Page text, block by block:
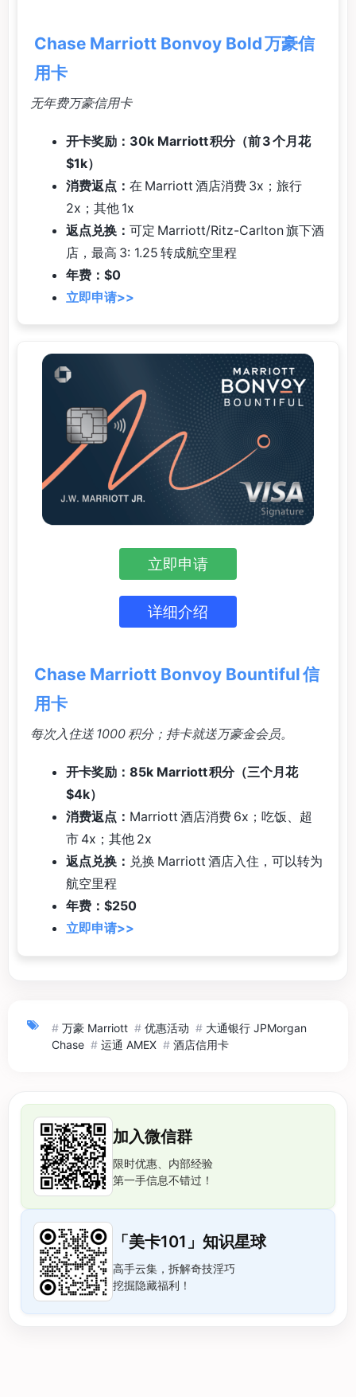
Chase Marriott Bonvoy Bold 万豪信
用卡
无年费万豪信用卡
开卡奖励：30k Marriott 积分（前 3 个月花
$1k）
消费返点： 在 Marriott 酒店消费 3x；旅行
2x；其他 1x
返点兑换： 可定 Marriott/Ritz-Carlton 旗下酒
店，最高 3: 1.25 转成航空里程
年费：$0
立即申请>>
立即申请
详细介绍
Chase Marriott Bonvoy Bountiful 信
用卡
每次入住送 1000 积分；持卡就送万豪金会员。
开卡奖励：85k Marriott 积分（三个月花
$4k）
消费返点： Marriott 酒店消费 6x；吃饭、超
市 4x；其他 2x
返点兑换： 兑换 Marriott 酒店入住，可以转为
航空里程
年费：$250
立即申请>>
# 万豪 Marriott # 优惠活动 # 大通银行 JPMorgan
Chase # 运通 AMEX # 酒店信用卡
加入微信群
限时优惠、内部经验
第一手信息不错过！
「美卡101」知识星球
高手云集，拆解奇技淫巧
挖掘隐藏福利！